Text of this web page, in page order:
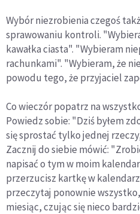
Wybór niezrobienia czegoś
sprawowaniu kontroli.
kawałka ciasta". "Wybieram
rachunkami". "Wybieram, że
powodu tego, że przyjaciel
Co wieczór popatrz na
Powiedz sobie: "Dziś byłem
się sprostać tylko jednej
Zacznij do siebie mówić:
napisać o tym w moim
przerzucisz kartkę w
przeczytaj ponownie
miesiąc, czując się nieco